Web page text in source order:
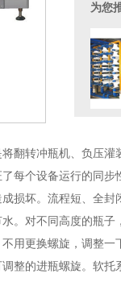
为您
翻转冲瓶机、负压
每个设备运行的同
损坏。流程短、全
。对不同高度的瓶
用更换螺旋，调整
整的进瓶螺旋。软